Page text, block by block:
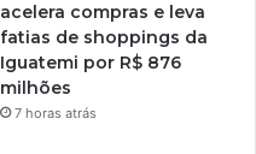
acelera compras e leva
fatias de shoppings da
Iguatemi por R$ 876
milhões
7 horas atrás